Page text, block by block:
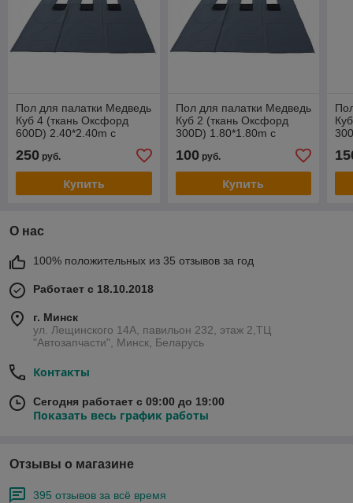
Пол для палатки Медведь
Куб 4 (ткань Оксфорд
600D) 2.40*2.40m с
отверстиями под лунки
250 руб.
Купить
Пол для палатки Медведь
Куб 2 (ткань Оксфорд
300D) 1.80*1.80m с
отверстиями под лунки
100руб.
Купить
О нас
100% положительных из 35 отзывов за год
Работает с 18.10.2018
г. Минск
ул. Лещинского 14А, павильон 232, этаж 2,ТЦ
"Автозапчасти", Минск, Беларусь
Контакты
Сегодня работает с 09:00 до 19:00
Показать весь график работы
Отзывы о магазине
395 отзывов за всё время